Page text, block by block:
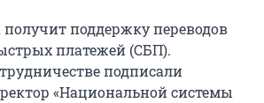
поддержку переводов
платежей (СБП).
подписали
«Национальной системы